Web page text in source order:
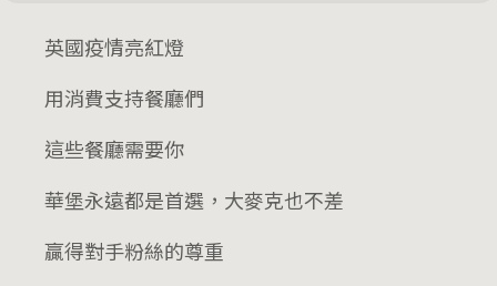
英國疫情亮紅燈
用消費支持餐廳們
這些餐廳需要你
華堡永遠都是首選，大麥克也不差
贏得對手粉絲的尊重